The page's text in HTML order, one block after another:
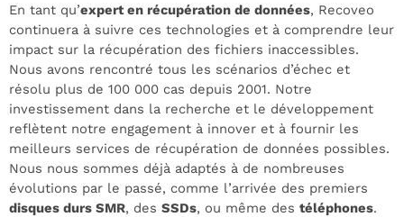
En tant qu’expert en récupération de données, Recoveo
continuera à suivre ces technologies et à comprendre leur
impact sur la récupération des fichiers inaccessibles.
Nous avons rencontré tous les scénarios d’échec et
résolu plus de 100 000 cas depuis 2001. Notre
investissement dans la recherche et le développement
reflètent notre engagement à innover et à fournir les
meilleurs services de récupération de données possibles.
Nous nous sommes déjà adaptés à de nombreuses
évolutions par le passé, comme l’arrivée des premiers
disques durs SMR, des SSDs, ou même des téléphones.